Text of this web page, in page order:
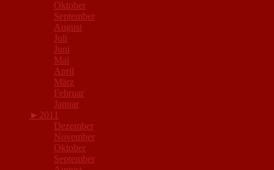
Oktober
September
August
Juli
Juni
Mai
April
März
Februar
Januar
► 2011
Dezember
November
Oktober
September